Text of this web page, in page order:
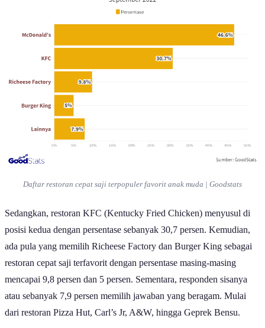
Daftar restoran cepat saji terpopuler favorit anak muda | Goodstats
Sedangkan, restoran KFC (Kentucky Fried Chicken) menyusul di
posisi kedua dengan persentase sebanyak 30,7 persen. Kemudian,
ada pula yang memilih Richeese Factory dan Burger King sebagai
restoran cepat saji terfavorit dengan persentase masing-masing
mencapai 9,8 persen dan 5 persen. Sementara, responden sisanya
atau sebanyak 7,9 persen memilih jawaban yang beragam. Mulai
dari restoran Pizza Hut, Carl’s Jr, A&W, hingga Geprek Bensu.